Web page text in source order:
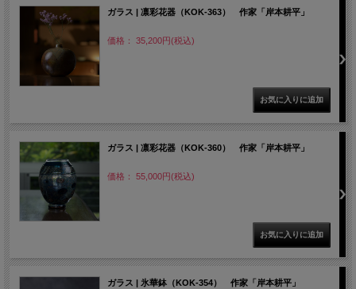
ガラス | 凛彩花器（KOK-363） 作家「岸本耕平」
価格： 35,200円(税込)
ガラス | 凛彩花器（KOK-360） 作家「岸本耕平」
価格： 55,000円(税込)
ガラス | 氷華鉢（KOK-354） 作家「岸本耕平」